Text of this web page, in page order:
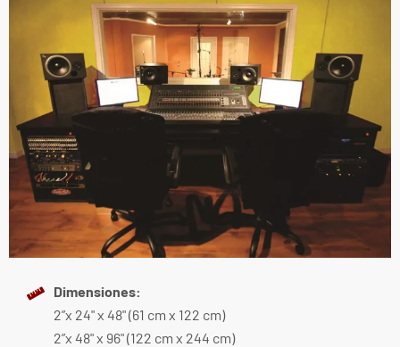
Dimensiones:
2”x 24" x 48" (61 cm x 122 cm)
2”x 48" x 96" (122 cm x 244 cm)